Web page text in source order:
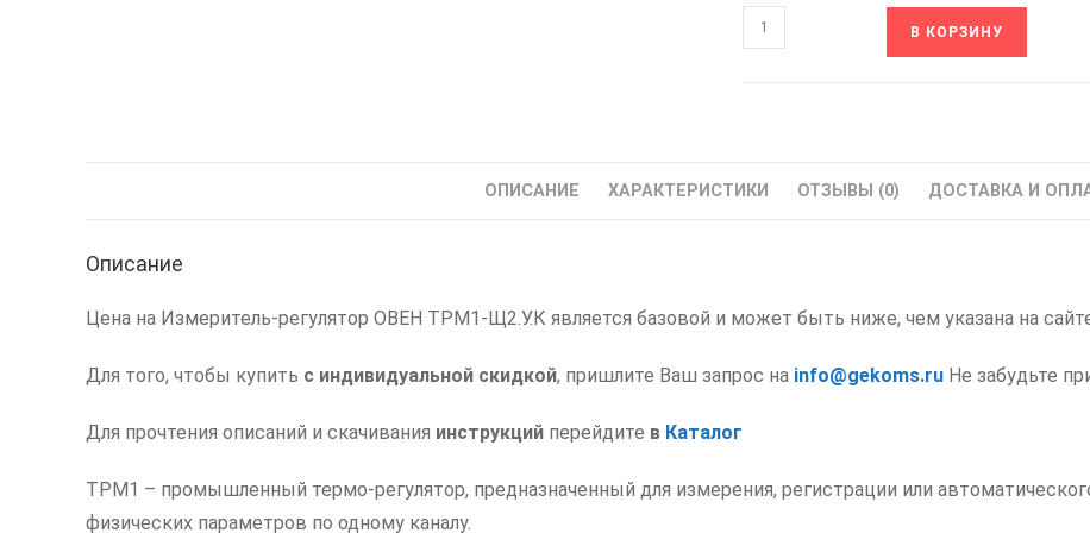
Количество
товара
Регулятор
В КОРЗИНУ
ОПИСАНИЕ ХАРАКТЕРИСТИКИ ОТЗЫВЫ (0) ДОСТАВКА И
Описание
Цена на Измеритель-регулятор ОВЕН ТРМ1-Щ2.У.К является базовой и может быть ниже, чем указана на
Для того, чтобы купить с индивидуальной скидкой, пришлите Ваш запрос на info@gekoms.ru Не забудьте
Для прочтения описаний и скачивания инструкций перейдите в Каталог
ТРМ1 – промышленный термо-регулятор, предназначенный для измерения, регистрации или
физических параметров по одному каналу.